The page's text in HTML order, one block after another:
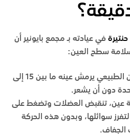
في عيادته بـ مجمع بايونير
أن
سطح العين:
الطبيعي يرمش عينه ما بين
15 إلى
دون أن يشعر.
تنقبض العضلات وتضغط على
سوائلها، وبدون هذه الحركة
الجفاف.